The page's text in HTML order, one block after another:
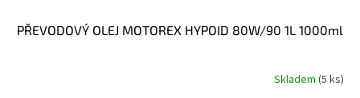
PŘEVODOVÝ OLEJ MOTOREX HYPOID 80W/90 1L 1000ml
Skladem (5 ks)